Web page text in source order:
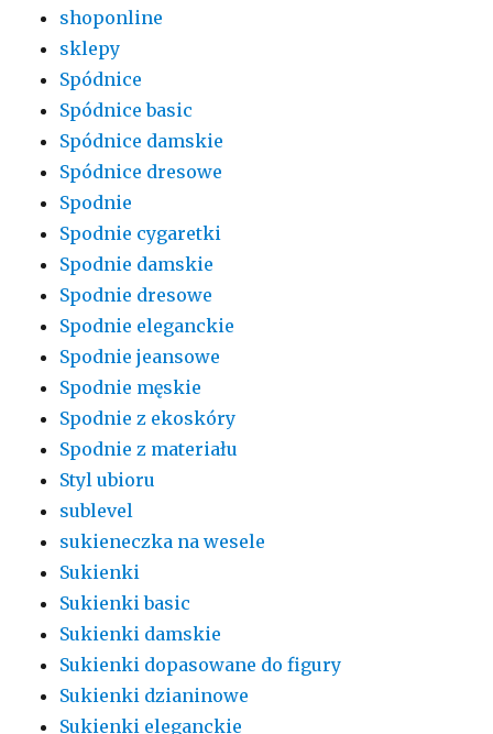
shoponline
sklepy
Spódnice
Spódnice basic
Spódnice damskie
Spódnice dresowe
Spodnie
Spodnie cygaretki
Spodnie damskie
Spodnie dresowe
Spodnie eleganckie
Spodnie jeansowe
Spodnie męskie
Spodnie z ekoskóry
Spodnie z materiału
Styl ubioru
sublevel
sukieneczka na wesele
Sukienki
Sukienki basic
Sukienki damskie
Sukienki dopasowane do figury
Sukienki dzianinowe
Sukienki eleganckie